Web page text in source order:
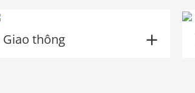
Giao thông